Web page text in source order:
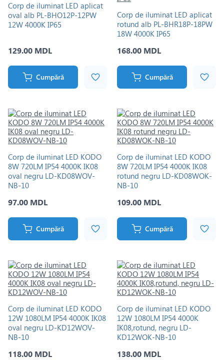
Corp de iluminat LED aplicat
oval alb PL-BHO12P-12PW
12W 4000K IP65
129.00 MDL
Cumpără
Corp de iluminat LED aplicat
rotund alb PL-BHR18P-18PW
18W 4000K IP65
168.00 MDL
Cumpără
Corp de iluminat LED KODO
8W 720LM IP54 4000K IK08
oval negru LD-KD08WOV-
NB-10
97.00 MDL
Cumpără
Corp de iluminat LED KODO
8W 720LM IP54 4000K IK08
rotund negru LD-KD08WOK-
NB-10
109.00 MDL
Cumpără
Corp de iluminat LED KODO
12W 1080LM IP54 4000K IK08
oval negru LD-KD12WOV-
NB-10
118.00 MDL
Corp de iluminat LED KODO
12W 1080LM IP54 4000K
IK08,rotund, negru LD-
KD12WOK-NB-10
138.00 MDL